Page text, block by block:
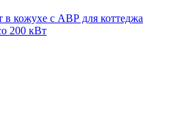
в кожухе с АВР для коттеджа
200 кВт